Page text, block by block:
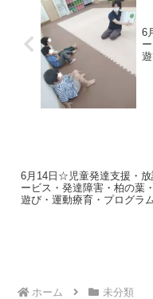
6
6月14日☆児童発達支援・放
ービス・発達障害・柏の葉
遊び・運動療育・プログラ
ホーム 未分類